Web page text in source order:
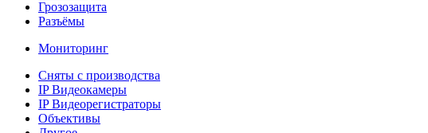
Грозозащита
Разъёмы
Мониторинг
Сняты с производства
IP Видеокамеры
IP Видеорегистраторы
Объективы